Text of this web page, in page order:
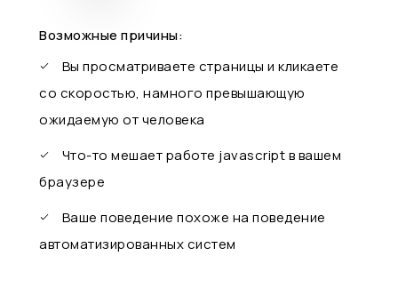
Возможные причины:
Вы просматриваете страницы и кликаете
со скоростью, намного превышающую
ожидаемую от человека
Что-то мешает работе javascript в вашем
браузере
Ваше поведение похоже на поведение
автоматизированных систем